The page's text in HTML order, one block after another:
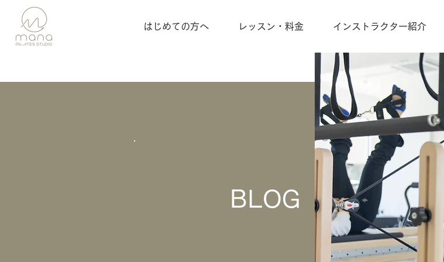
はじめての方へ レッスン・料金 インストラクター紹介
BLOG